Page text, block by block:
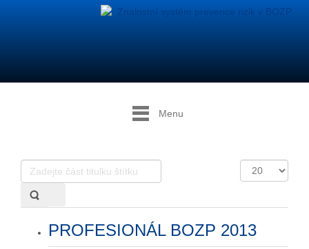
Menu
Zadejte
část
titulku
štítku
Počet
zobrazení
PROFESIONÁL BOZP 2013